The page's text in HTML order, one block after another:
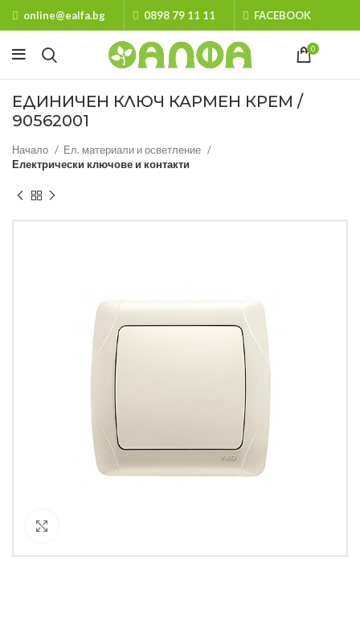
online@ealfa.bg 0898 79 11 11 FACEBOOK
0
ЕДИНИЧЕН КЛЮЧ КАРМЕН КРЕМ /
90562001
Начало
Ел. материали и осветление
Електрически ключове и контакти